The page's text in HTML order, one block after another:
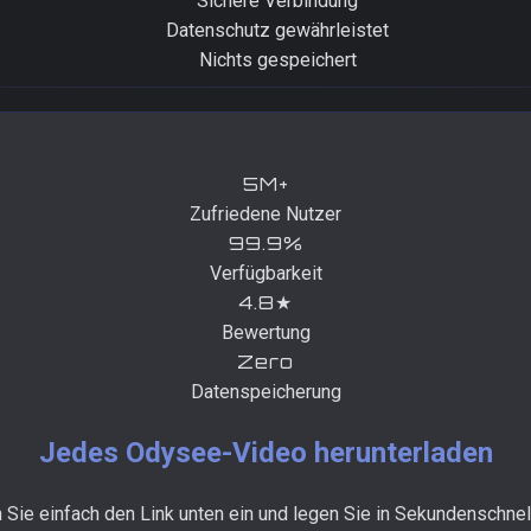
Datenschutz gewährleistet
Nichts gespeichert
5M+
Zufriedene Nutzer
99.9%
Verfügbarkeit
4.8★
Bewertung
Zero
Datenspeicherung
Jedes Odysee-Video herunterladen
Sie einfach den Link unten ein und legen Sie in